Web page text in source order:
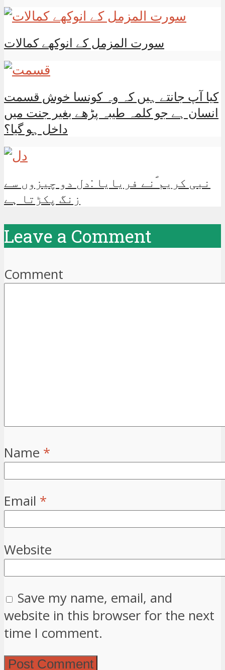
سورت المزمل کے انوکھے کمالات
کیا آپ جانتے ہیں کہ وہ کونسا خوش قسمت
انسان ہے جو کلمہ طیبہ پڑھے بغیر جنت میں
داخل ہو گیا؟
نبی کریم ؐنے فریایا :دل دو چیزوں سے
زنگ پکڑتا ہے
Leave a Comment
Comment
Name *
Email *
Website
Save my name, email, and
website in this browser for the next
time I comment.